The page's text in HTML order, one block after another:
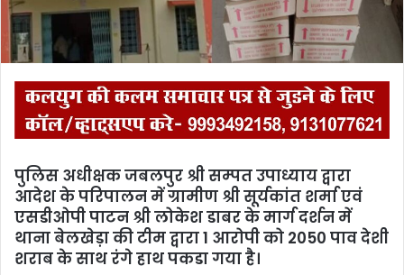
l
पुलिस अधीक्षक जबलपुर श्री सम्पत उपाध्याय द्वारा
आदेश के परिपालन में ग्रामीण श्री सूर्यकांत शर्मा एवं
एसडीओपी पाटन श्री लोकेश डाबर के मार्ग दर्शन में
थाना बेलखेड़ा की टीम द्वारा 1 आरोपी को 2050 पाव देशी
शराब के साथ रंगे हाथ पकडा गया है।